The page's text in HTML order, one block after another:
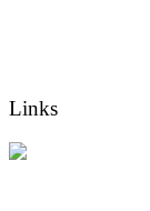
Links